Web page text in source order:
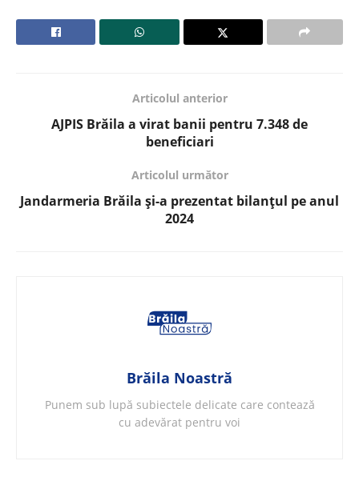
Articolul anterior
AJPIS Brăila a virat banii pentru 7.348 de
beneficiari
Articolul următor
Jandarmeria Brăila și-a prezentat bilanțul pe anul
2024
Brăila Noastră
Punem sub lupă subiectele delicate care contează
cu adevărat pentru voi